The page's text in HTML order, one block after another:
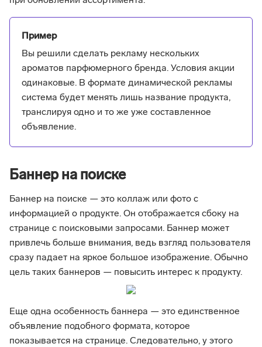
Пример
Вы решили сделать рекламу нескольких
ароматов парфюмерного бренда. Условия акции
одинаковые. В формате динамической рекламы
система будет менять лишь название продукта,
транслируя одно и то же уже составленное
объявление.
Баннер на поиске
Баннер на поиске — это коллаж или фото с
информацией о продукте. Он отображается сбоку на
странице с поисковыми запросами. Баннер может
привлечь больше внимания, ведь взгляд пользователя
сразу падает на яркое большое изображение. Обычно
цель таких баннеров — повысить интерес к продукту.
Еще одна особенность баннера — это единственное
объявление подобного формата, которое
показывается на странице. Следовательно, у этого